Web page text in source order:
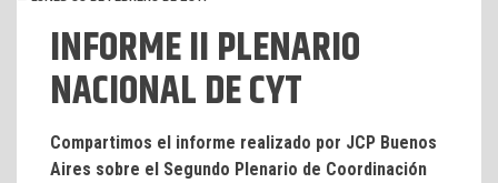
INFORME II PLENARIO
NACIONAL DE CYT
Compartimos el informe realizado por JCP Buenos
Aires sobre el Segundo Plenario de Coordinación